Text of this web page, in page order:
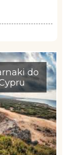
do